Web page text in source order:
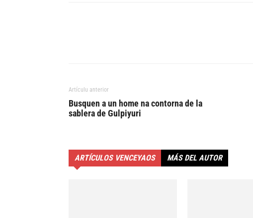
Artículu anterior
Busquen a un home na contorna de la
sablera de Gulpiyuri
ARTÍCULOS VENCEYAOS MÁS DEL AUTOR